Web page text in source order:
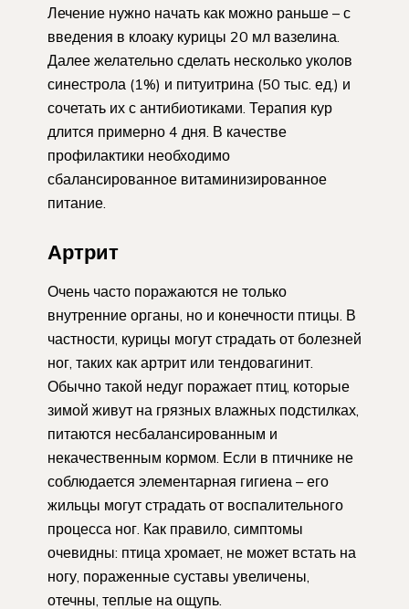
Лечение нужно начать как можно раньше – с
введения в клоаку курицы 20 мл вазелина.
Далее желательно сделать несколько уколов
синестрола (1%) и питуитрина (50 тыс. ед.) и
сочетать их с антибиотиками. Терапия кур
длится примерно 4 дня. В качестве
профилактики необходимо
сбалансированное витаминизированное
питание.
Артрит
Очень часто поражаются не только
внутренние органы, но и конечности птицы. В
частности, курицы могут страдать от болезней
ног, таких как артрит или тендовагинит.
Обычно такой недуг поражает птиц, которые
зимой живут на грязных влажных подстилках,
питаются несбалансированным и
некачественным кормом. Если в птичнике не
соблюдается элементарная гигиена – его
жильцы могут страдать от воспалительного
процесса ног. Как правило, симптомы
очевидны: птица хромает, не может встать на
ногу, пораженные суставы увеличены,
отечны, теплые на ощупь.